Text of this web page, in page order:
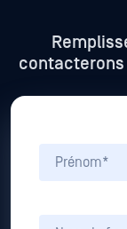
contacterons